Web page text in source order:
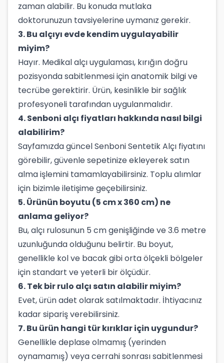
zaman alabilir. Bu konuda mutlaka
doktorunuzun tavsiyelerine uymanız gerekir.
3. Bu alçıyı evde kendim uygulayabilir
miyim?
Hayır. Medikal alçı uygulaması, kırığın doğru
pozisyonda sabitlenmesi için anatomik bilgi ve
tecrübe gerektirir. Ürün, kesinlikle bir sağlık
profesyoneli tarafından uygulanmalıdır.
4. Senboni alçı fiyatları hakkında nasıl bilgi
alabilirim?
Sayfamızda güncel Senboni Sentetik Alçı fiyatını
görebilir, güvenle sepetinize ekleyerek satın
alma işlemini tamamlayabilirsiniz. Toplu alımlar
için bizimle iletişime geçebilirsiniz.
5. Ürünün boyutu (5 cm x 360 cm) ne
anlama geliyor?
Bu, alçı rulosunun 5 cm genişliğinde ve 3.6 metre
uzunluğunda olduğunu belirtir. Bu boyut,
genellikle kol ve bacak gibi orta ölçekli bölgeler
için standart ve yeterli bir ölçüdür.
6. Tek bir rulo alçı satın alabilir miyim?
Evet, ürün adet olarak satılmaktadır. İhtiyacınız
kadar sipariş verebilirsiniz.
7. Bu ürün hangi tür kırıklar için uygundur?
Genellikle deplase olmamış (yerinden
oynamamış) veya cerrahi sonrası sabitlenmesi